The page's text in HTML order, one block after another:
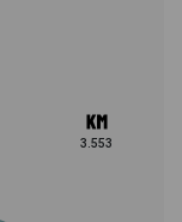
3.553